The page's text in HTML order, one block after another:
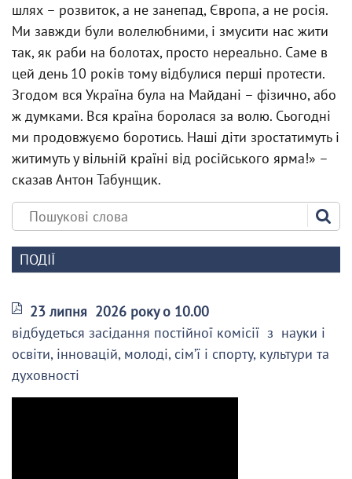
шлях – розвиток, а не занепад, Європа, а не росія.
Ми завжди були волелюбними, і змусити нас жити
так, як раби на болотах, просто нереально. Саме в
цей день 10 років тому відбулися перші протести.
Згодом вся Україна була на Майдані – фізично, або
ж думками. Вся країна боролася за волю. Сьогодні
ми продовжуємо боротись. Наші діти зростатимуть і
житимуть у вільній країні від російського ярма!» –
сказав Антон Табунщик.
ПОДІЇ
23 липня 2026 року о 10.00
відбудеться засідання постійної комісії з науки і
освіти, інновацій, молоді, сім’ї і спорту, культури та
духовності